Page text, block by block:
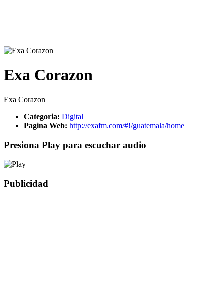
Exa Corazon
Exa Corazon
Categoria: Digital
Pagina Web: http://exafm.com/#!/guatemala/home
Presiona Play para escuchar audio
Publicidad